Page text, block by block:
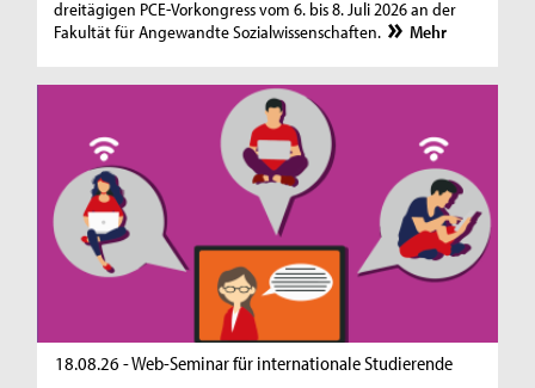
dreitägigen PCE-Vorkongress vom 6. bis 8. Juli 2026 an der
Fakultät für Angewandte Sozialwissenschaften.
Mehr
18.08.26 - Web-Seminar für internationale Studierende